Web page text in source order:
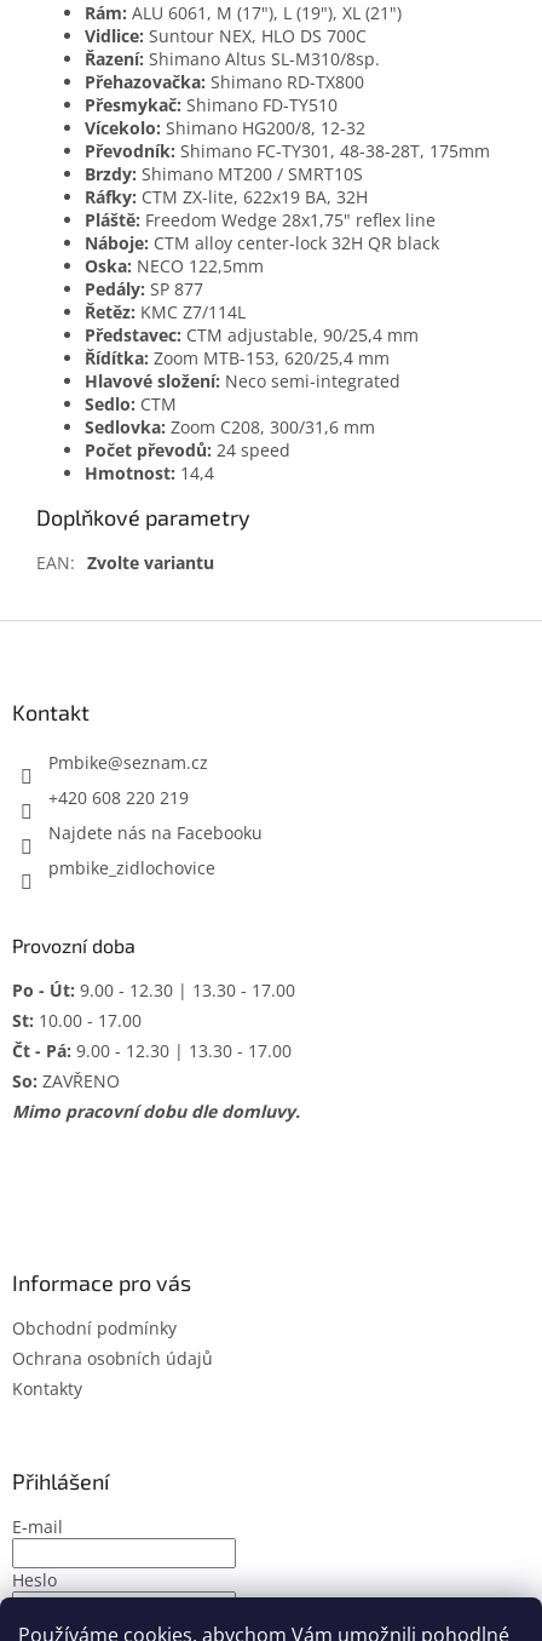
Používáme cookies, abychom Vám umožnili pohodlné
Rám: ALU 6061, M (17"), L (19"), XL (21")
Vidlice: Suntour NEX, HLO DS 700C
Řazení: Shimano Altus SL-M310/8sp.
Přehazovačka: Shimano RD-TX800
Přesmykač: Shimano FD-TY510
Vícekolo: Shimano HG200/8, 12-32
Převodník: Shimano FC-TY301, 48-38-28T, 175mm
Brzdy: Shimano MT200 / SMRT10S
Ráfky: CTM ZX-lite, 622x19 BA, 32H
Pláště: Freedom Wedge 28x1,75" reflex line
Náboje: CTM alloy center-lock 32H QR black
Oska: NECO 122,5mm
Pedály: SP 877
Řetěz: KMC Z7/114L
Představec: CTM adjustable, 90/25,4 mm
Řídítka: Zoom MTB-153, 620/25,4 mm
Hlavové složení: Neco semi-integrated
Sedlo: CTM
Sedlovka: Zoom C208, 300/31,6 mm
Počet převodů: 24 speed
Hmotnost: 14,4
Doplňkové parametry
EAN: Zvolte variantu
Kontakt
Pmbike@seznam.cz
+420 608 220 219
Najdete nás na Facebooku
pmbike_zidlochovice
Provozní doba
Po - Út: 9.00 - 12.30 | 13.30 - 17.00
St: 10.00 - 17.00
Čt - Pá: 9.00 - 12.30 | 13.30 - 17.00
So: ZAVŘENO
Mimo pracovní dobu dle domluvy.
Informace pro vás
Obchodní podmínky
Ochrana osobních údajů
Kontakty
Přihlášení
E-mail
Heslo